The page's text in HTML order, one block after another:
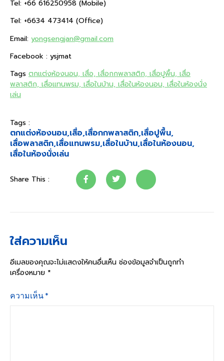
Tel: +66 616250958 (Mobile)
Tel: +6634 473414 (Office)
Email: yongsengjan@gmail.com
Facebook : ysjmat
Tags ตกแต่งห้องนอน, เสื่อ, เสื่อกกพลาสติก, เสื่อปูพื้น, เสื่อ
พลาสติก, เสื่อแทนพรม, เสื่อในบ้าน, เสื่อในห้องนอน, เสื่อในห้องนั่ง
เล่น
Tags :
ตกแต่งห้องนอน,เสื่อ,เสื่อกกพลาสติก,เสื่อปูพื้น,
เสื่อพลาสติก,เสื่อแทนพรม,เสื่อในบ้าน,เสื่อในห้องนอน,
เสื่อในห้องนั่งเล่น
Share This :
ใส่ความเห็น
อีเมลของคุณจะไม่แสดงให้คนอื่นเห็น ช่องข้อมูลจำเป็นถูกทำ
เครื่องหมาย *
ความเห็น*